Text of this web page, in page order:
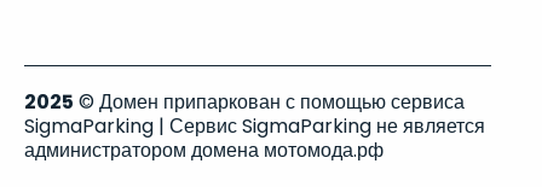
2025 © Домен припаркован с помощью сервиса
SigmaParking | Сервис SigmaParking не является
администратором домена мотомода.рф